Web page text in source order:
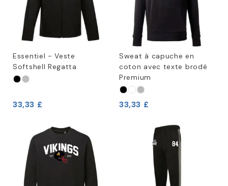
Essentiel - Veste
Softshell Regatta
33,33 £
Sweat à capuche en
coton avec texte brodé
Premium
33,33 £